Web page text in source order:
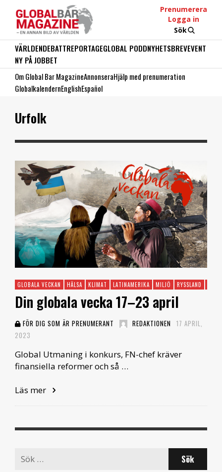
Prenumerera
Logga in
Sök
VÄRLDENDEBATTREPORTAGEGLOBAL PODDNYHETSBREVEVENT
NY PÅ JOBBET
Om Global Bar MagazineAnnonseraHjälp med prenumeration
GlobalkalendernEnglishEspañol
Urfolk
GLOBALA VECKAN HÄLSA KLIMAT LATINAMERIKA MILJÖ RYSSLAND
Din globala vecka 17–23 april
FÖR DIG SOM ÄR PRENUMERANT REDAKTIONEN 17 APRIL,
2023
Global Utmaning i konkurs, FN-chef kräver
finansiella reformer och så …
Läs mer
Search
for: